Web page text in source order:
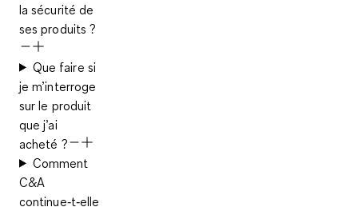
la sécurité de
ses produits ?
Que faire si
je m’interroge
sur le produit
que j’ai
acheté ?
Comment
C&A
continue‑t‑elle